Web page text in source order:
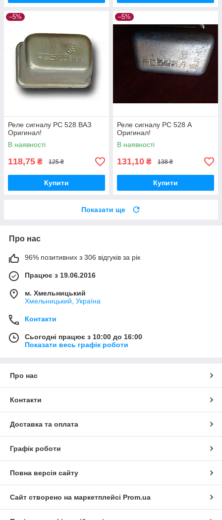
–5%
Реле сигналу РС 528 ВАЗ
Оригинал!
В наявності
118,75 ₴ 125 ₴
Купити
–5%
Реле сигналу РС 528 А
Оригинал!
В наявності
131,10 ₴ 138 ₴
Купити
Показати ще
Про нас
96% позитивних з 306 відгуків за рік
Працює з 19.06.2016
м. Хмельницький
Хмельницький, Україна
Контакти
Сьогодні працює з 10:00 до 16:00
Показати весь графік роботи
Про нас
Контакти
Доставка та оплата
Графік роботи
Повна версія сайту
Сайт створено на маркетплейсі Prom.ua